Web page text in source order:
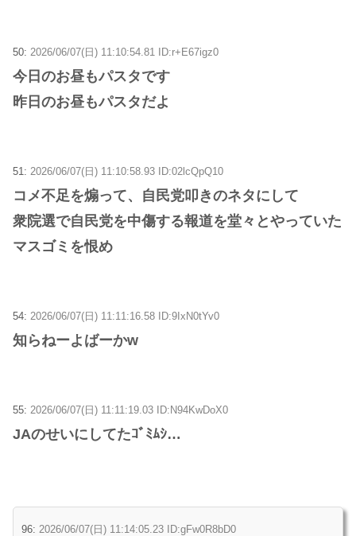
50: 2026/06/07(日) 11:10:54.81 ID:r+E67igz0
今日のお昼もパスタです
昨日のお昼もパスタだよ
51: 2026/06/07(日) 11:10:58.93 ID:02lcQpQ10
コメ不足を煽って、自民党叩きのネタにして
衆院選で自民党を中傷する報道を堂々とやっていた
マスゴミを恨め
54: 2026/06/07(日) 11:11:16.58 ID:9IxN0tYv0
知らねーよばーかw
55: 2026/06/07(日) 11:11:19.03 ID:N94KwDoX0
JAのせいにしてたｺﾞﾐﾑｼ…
96: 2026/06/07(日) 11:14:05.23 ID:gFw0R8bD0